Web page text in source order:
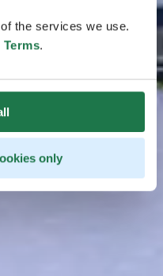
the services we use.
.
only